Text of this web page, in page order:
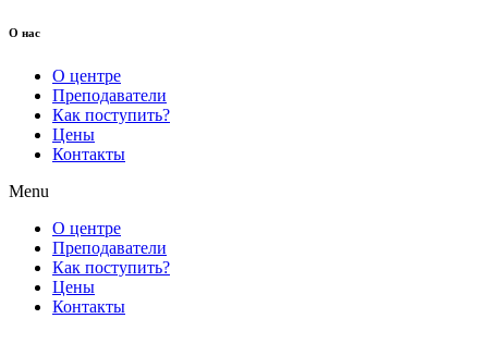
О нас
О центре
Преподаватели
Как поступить?
Цены
Контакты
Menu
О центре
Преподаватели
Как поступить?
Цены
Контакты